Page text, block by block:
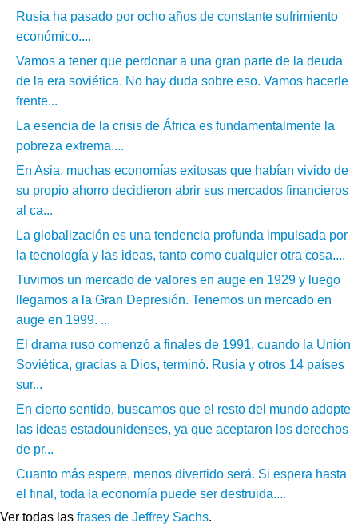
Rusia ha pasado por ocho años de constante sufrimiento
económico....
Vamos a tener que perdonar a una gran parte de la deuda
de la era soviética. No hay duda sobre eso. Vamos hacerle
frente...
La esencia de la crisis de África es fundamentalmente la
pobreza extrema....
En Asia, muchas economías exitosas que habían vivido de
su propio ahorro decidieron abrir sus mercados financieros
al ca...
La globalización es una tendencia profunda impulsada por
la tecnología y las ideas, tanto como cualquier otra cosa....
Tuvimos un mercado de valores en auge en 1929 y luego
llegamos a la Gran Depresión. Tenemos un mercado en
auge en 1999. ...
El drama ruso comenzó a finales de 1991, cuando la Unión
Soviética, gracias a Dios, terminó. Rusia y otros 14 países
sur...
En cierto sentido, buscamos que el resto del mundo adopte
las ideas estadounidenses, ya que aceptaron los derechos
de pr...
Cuanto más espere, menos divertido será. Si espera hasta
el final, toda la economía puede ser destruida....
Ver todas las frases de Jeffrey Sachs.